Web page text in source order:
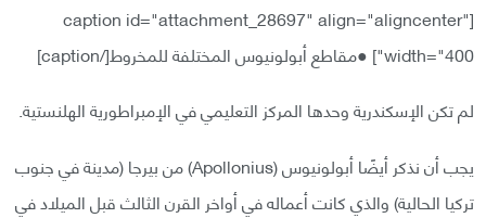
[caption id="attachment_28697" align="aligncenter"
width="400"] ●مقاطع أبولونيوس المختلفة للمخروط[/caption]
لم تكن الإسكندرية وحدها المركز التعليمي في الإمبراطورية الهلنستية.
يجب أن نذكر أيضًا أبولونيوس (Apollonius) من بيرجا (مدينة في جنوب
تركيا الحالية) والذي كانت أعماله في أواخر القرن الثالث قبل الميلاد في